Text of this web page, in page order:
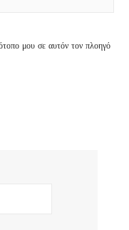
μου σε αυτόν τον πλοηγό